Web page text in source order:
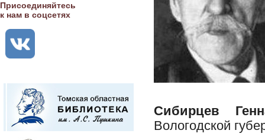
Присоединяйтесь
к нам в соцсетях
Сибирцев
Вологодской